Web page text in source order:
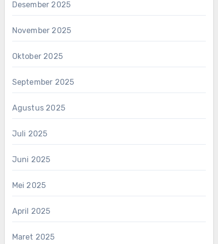
Desember 2025
November 2025
Oktober 2025
September 2025
Agustus 2025
Juli 2025
Juni 2025
Mei 2025
April 2025
Maret 2025